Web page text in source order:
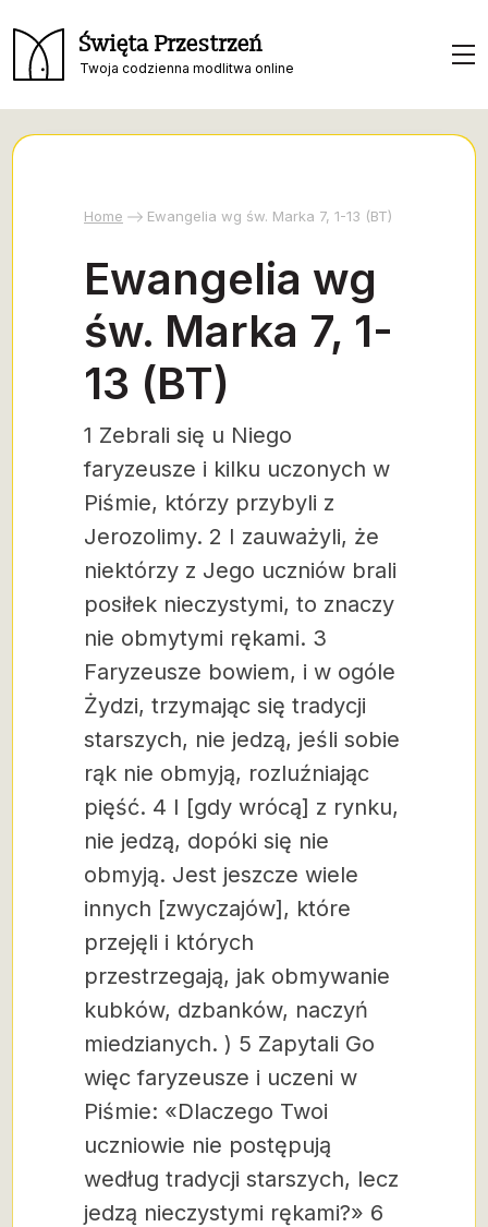
Święta Przestrzeń
Twoja codzienna modlitwa online
Home Ewangelia wg św. Marka 7, 1-13 (BT)
Ewangelia wg
św. Marka 7, 1-
13 (BT)
1 Zebrali się u Niego
faryzeusze i kilku uczonych w
Piśmie, którzy przybyli z
Jerozolimy. 2 I zauważyli, że
niektórzy z Jego uczniów brali
posiłek nieczystymi, to znaczy
nie obmytymi rękami. 3
Faryzeusze bowiem, i w ogóle
Żydzi, trzymając się tradycji
starszych, nie jedzą, jeśli sobie
rąk nie obmyją, rozluźniając
pięść. 4 I [gdy wrócą] z rynku,
nie jedzą, dopóki się nie
obmyją. Jest jeszcze wiele
innych [zwyczajów], które
przejęli i których
przestrzegają, jak obmywanie
kubków, dzbanków, naczyń
miedzianych. ) 5 Zapytali Go
więc faryzeusze i uczeni w
Piśmie: «Dlaczego Twoi
uczniowie nie postępują
według tradycji starszych, lecz
jedzą nieczystymi rękami?» 6